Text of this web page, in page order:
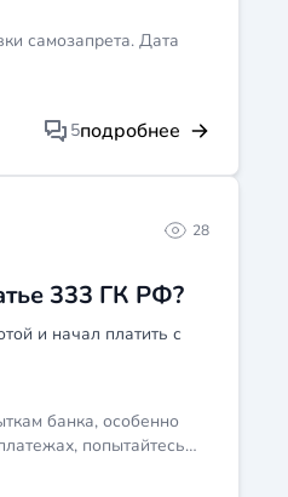
самозапрета. Дата
5подробнее
28
333 ГК РФ?
и начал платить с
банка, особенно
попытайтесь